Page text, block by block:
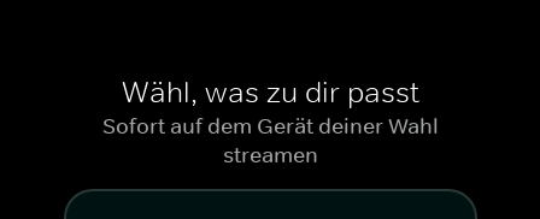
Wähl, was zu dir passt
Sofort auf dem Gerät deiner Wahl
streamen